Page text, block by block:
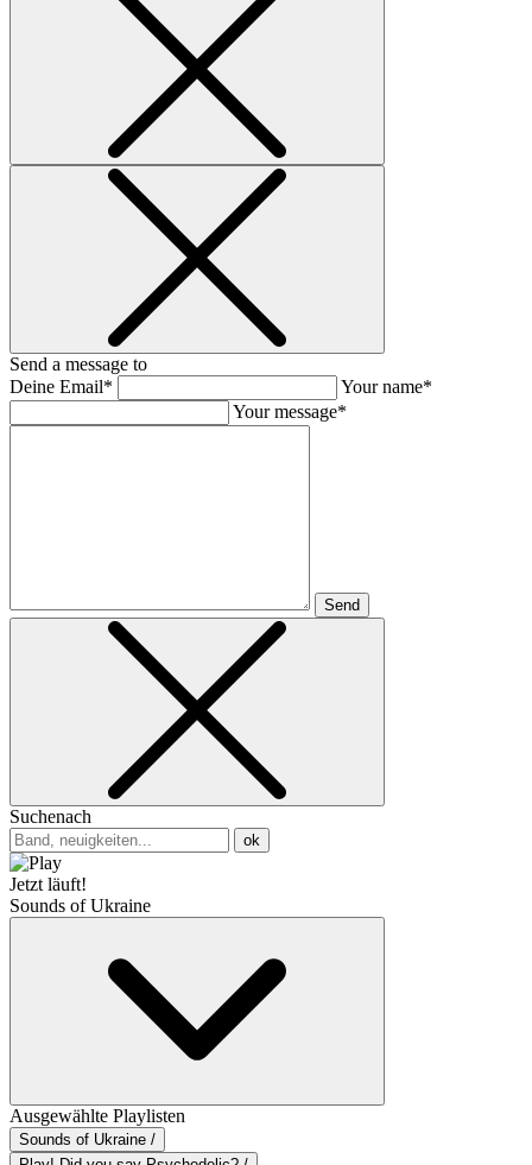
Send a message to
Deine Email*
Your name*
Your message*
Send
Suchenach
ok
Jetzt läuft!
Sounds of Ukraine
Ausgewählte Playlisten
Sounds of Ukraine /